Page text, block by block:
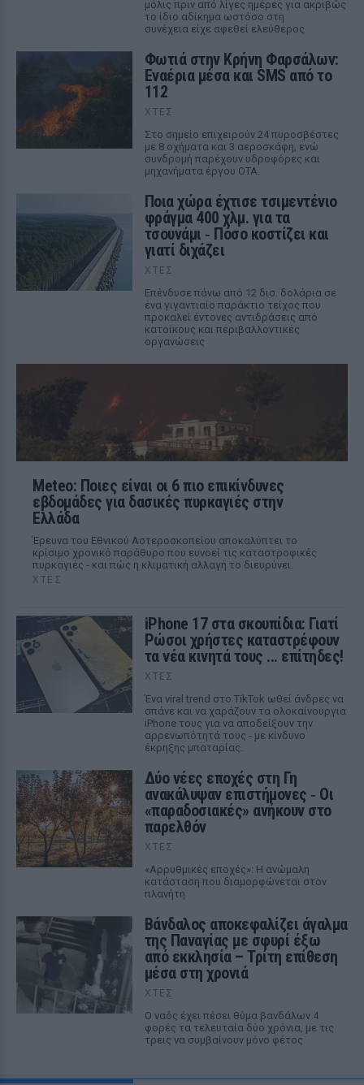
μόλις πριν από λίγες ημέρες για ακριβώς
το ίδιο αδίκημα ωστόσο στη
συνέχεια είχε αφεθεί ελεύθερος
Φωτιά στην Κρήνη Φαρσάλων:
Εναέρια μέσα και SMS από το
112
ΧΤΕΣ
Στο σημείο επιχειρούν 24 πυροσβέστες
με 8 οχήματα και 3 αεροσκάφη, ενώ
συνδρομή παρέχουν υδροφόρες και
μηχανήματα έργου ΟΤΑ.
Ποια χώρα έχτισε τσιμεντένιο
φράγμα 400 χλμ. για τα
τσουνάμι ‑ Πόσο κοστίζει και
γιατί διχάζει
ΧΤΕΣ
Επένδυσε πάνω από 12 δισ. δολάρια σε
ένα γιγαντιαίο παράκτιο τείχος που
προκαλεί έντονες αντιδράσεις από
κατοίκους και περιβαλλοντικές
οργανώσεις
Meteo: Ποιες είναι οι 6 πιο επικίνδυνες
εβδομάδες για δασικές πυρκαγιές στην
Ελλάδα
Έρευνα του Εθνικού Αστεροσκοπείου αποκαλύπτει το
κρίσιμο χρονικό παράθυρο που ευνοεί τις καταστροφικές
πυρκαγιές - και πώς η κλιματική αλλαγή το διευρύνει.
ΧΤΕΣ
iPhone 17 στα σκουπίδια: Γιατί
Ρώσοι χρήστες καταστρέφουν
τα νέα κινητά τους ... επίτηδες!
ΧΤΕΣ
Ένα viral trend στο TikTok ωθεί άνδρες να
σπάνε και να χαράζουν τα ολοκαίνουργια
iPhone τους για να αποδείξουν την
αρρενωπότητά τους - με κίνδυνο
έκρηξης μπαταρίας.
Δύο νέες εποχές στη Γη
ανακάλυψαν επιστήμονες ‑ Oι
«παραδοσιακές» ανήκουν στο
παρελθόν
ΧΤΕΣ
«Αρρυθμικές εποχές»: Η ανώμαλη
κατάσταση που διαμορφώνεται στον
πλανήτη
Βάνδαλος αποκεφαλίζει άγαλμα
της Παναγίας με σφυρί έξω
από εκκλησία – Τρίτη επίθεση
μέσα στη χρονιά
ΧΤΕΣ
Ο ναός έχει πέσει θύμα βανδάλων 4
φορές τα τελευταία δύο χρόνια, με τις
τρεις να συμβαίνουν μόνο φέτος